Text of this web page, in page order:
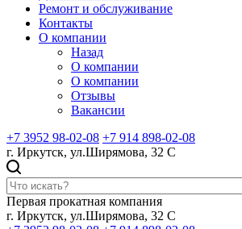
Ремонт и обслуживание
Контакты
О компании
Назад
О компании
О компании
Отзывы
Вакансии
+7 3952 98-02-08 +7 914 898-02-08
г. Иркутск, ул.Ширямова, 32 С
Первая прокатная компания
г. Иркутск, ул.Ширямова, 32 С